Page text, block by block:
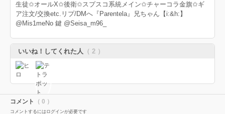
生徒✩オールX✩後衛✩スプスコ系統メイン✩チャーコラ金旗✩ギ
ア注文/交換etc.リプ/DMへ『Parentela』兄ちゃん【i:&h:】
@Mis1meNo 鍵 @Seisa_m96_
いいね！してくれた人 （ 2 ）
コメント （ 0 ）
コメントするにはログインが必要です